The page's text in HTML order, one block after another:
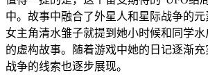
中。故事中融合了外星人和星际战争的元
女主角清水雏子就提到她小时候和同学
的虚构故事。随着游戏中她的日记逐渐
战争的线索也逐步展现。